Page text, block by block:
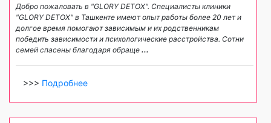
Добро пожаловать в "GLORY DETOX". Специалисты клиники
"GLORY DETOX" в Ташкенте имеют опыт работы более 20 лет и
долгое время помогают зависимым и их родственникам
победить зависимости и психологические расстройства. Сотни
семей спасены благодаря обраще ...
>>> Подробнее